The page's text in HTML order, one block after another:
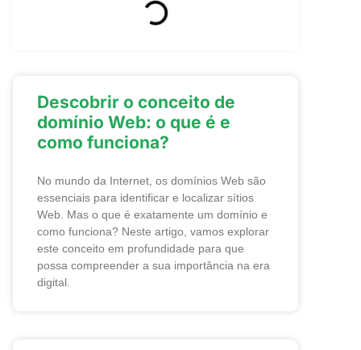
Descobrir o conceito de
domínio Web: o que é e
como funciona?
No mundo da Internet, os domínios Web são
essenciais para identificar e localizar sítios
Web. Mas o que é exatamente um domínio e
como funciona? Neste artigo, vamos explorar
este conceito em profundidade para que
possa compreender a sua importância na era
digital.